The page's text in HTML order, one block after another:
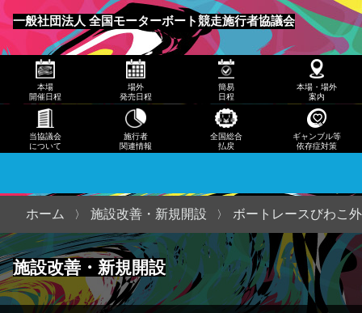
一般社団法人 全国モーターボート競走施行者協議会
メニュー
発売
日程
日程
本
場・
案内
当協
議会
につ
本場
開催日程
場外
発売日程
簡易
日程
本場・場外
案内
当協議会
について
施行者
関連情報
全国総合
払戻
ギャンブル等
依存症対策
施設改善・新規開設
ホーム 施設改善・新規開設 ボートレースびわこ